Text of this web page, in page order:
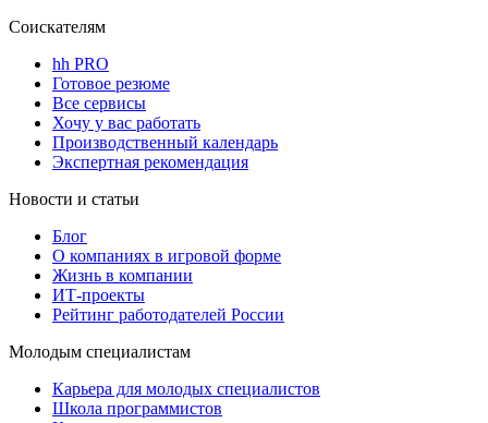
Соискателям
hh PRO
Готовое резюме
Все сервисы
Хочу у вас работать
Производственный календарь
Экспертная рекомендация
Новости и статьи
Блог
О компаниях в игровой форме
Жизнь в компании
ИТ-проекты
Рейтинг работодателей России
Молодым специалистам
Карьера для молодых специалистов
Школа программистов